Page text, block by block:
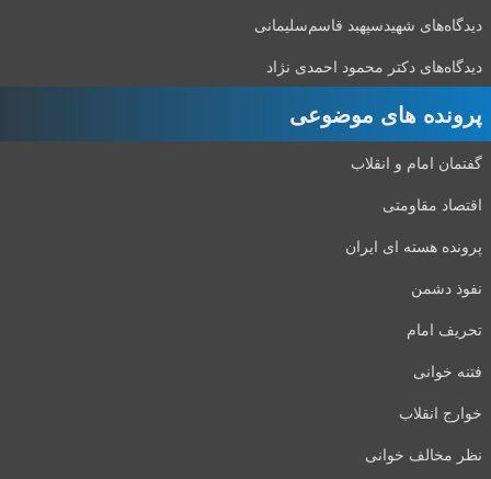
دیدگاه‌های شهید‌سپهبد قاسم‌سلیمانی
دیدگاه‌های دکتر محمود احمدی نژاد
پرونده های موضوعی
گفتمان امام و انقلاب
اقتصاد مقاومتی
پرونده هسته ای ایران
نفوذ دشمن
تحریف امام
فتنه خوانی
خوارج انقلاب
نظر مخالف خوانی